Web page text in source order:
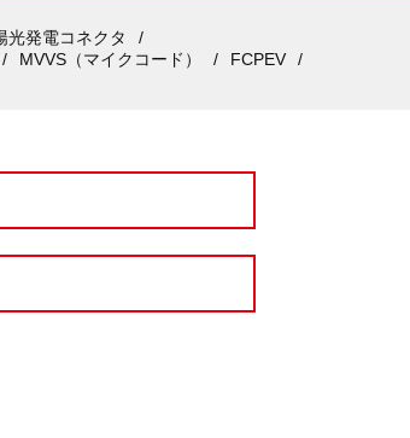
光発電コネクタ
MVVS（マイクコード）
FCPEV